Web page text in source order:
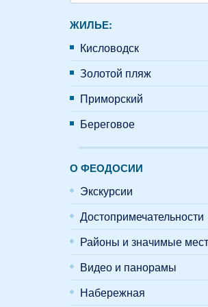
ЖИЛЬЕ:
Кисловодск
Золотой пляж
Приморский
Береговое
О ФЕОДОСИИ
Экскурсии
Достопримечательности
Районы и значимые
Видео и панорамы
Набережная